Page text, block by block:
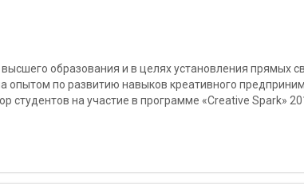
образования и в целях установления прямых
опытом по развитию навыков креативного
студентов на участие в программе «Creative Spark»